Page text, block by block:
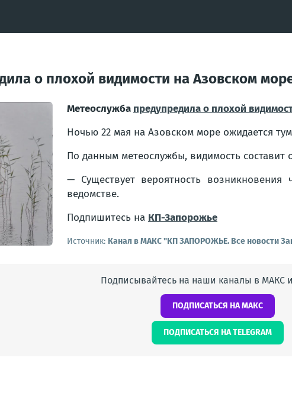
о плохой видимости на Азовском
Метеослужба предупредила о плохой
Ночью 22 мая на Азовском море ожидается
По данным метеослужбы, видимость составит
— Существует вероятность
ведомстве.
Подпишитесь на КП-Запорожье
Источник: Канал в МАКС "КП ЗАПОРОЖЬЕ. Все новости
Подписывайтесь на наши каналы в МАКС
ПОДПИСАТЬСЯ НА МАКС
ПОДПИСАТЬСЯ НА TELEGRAM